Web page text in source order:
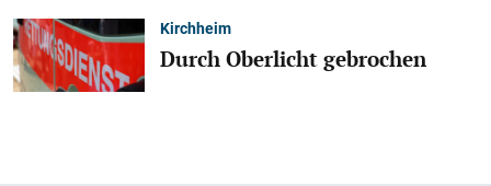
Kirchheim
Durch Oberlicht gebrochen